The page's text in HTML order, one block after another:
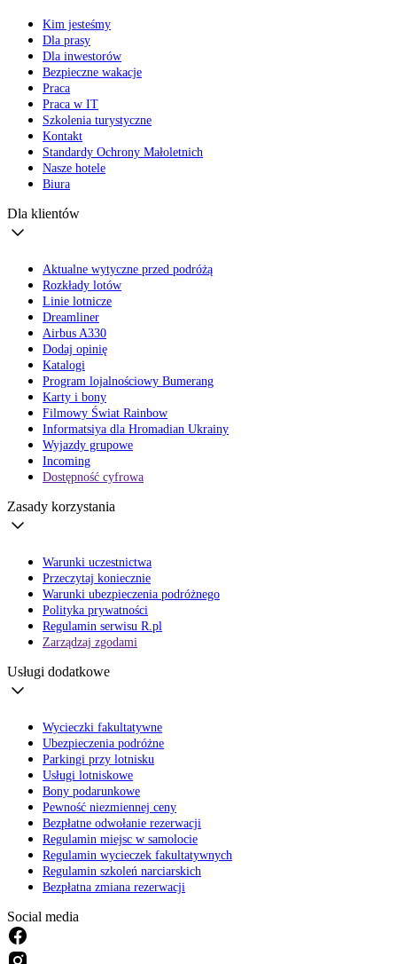
Kim jesteśmy
Dla prasy
Dla inwestorów
Bezpieczne wakacje
Praca
Praca w IT
Szkolenia turystyczne
Kontakt
Standardy Ochrony Małoletnich
Nasze hotele
Biura
Dla klientów
Aktualne wytyczne przed podróżą
Rozkłady lotów
Linie lotnicze
Dreamliner
Airbus A330
Dodaj opinię
Katalogi
Program lojalnościowy Bumerang
Karty i bony
Filmowy Świat Rainbow
Informatsiya dla Hromadian Ukrainy
Wyjazdy grupowe
Incoming
Dostępność cyfrowa
Zasady korzystania
Warunki uczestnictwa
Przeczytaj koniecznie
Warunki ubezpieczenia podróżnego
Polityka prywatności
Regulamin serwisu R.pl
Zarządzaj zgodami
Usługi dodatkowe
Wycieczki fakultatywne
Ubezpieczenia podróżne
Parkingi przy lotnisku
Usługi lotniskowe
Bony podarunkowe
Pewność niezmiennej ceny
Bezpłatne odwołanie rezerwacji
Regulamin miejsc w samolocie
Regulamin wycieczek fakultatywnych
Regulamin szkoleń narciarskich
Bezpłatna zmiana rezerwacji
Social media